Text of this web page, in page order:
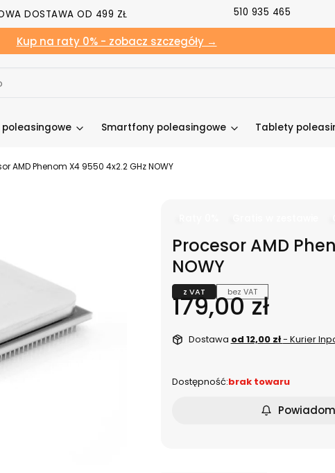
DOSTAWA OD 499 ZŁ 510 935 465
Kup na raty 0% - zobacz szczegóły →
Smartfony poleasingowe Tablety
AMD Phenom X4 9550 4x2.2 GHz NOWY
Procesor AMD
NOWY
z VAT bez VAT
Cena
179,00 zł
Dostawa od 12,00 zł- Kurier
Dostępność:brak towaru